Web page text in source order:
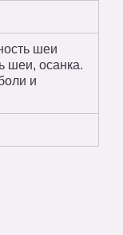
шеи
шеи, осанка.
и